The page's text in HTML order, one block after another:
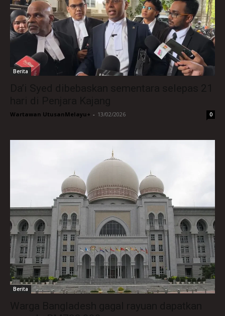
Berita
Wartawan UtusanMelayu+ - 13/02/2026 0
Berita